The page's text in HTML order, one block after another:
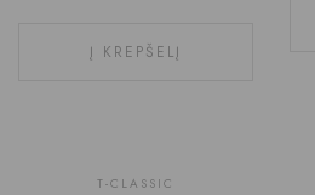
Į KREPŠELĮ
T-CLASSIC